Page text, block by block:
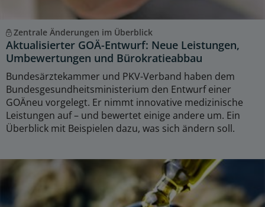
Zentrale Änderungen im Überblick
Aktualisierter GOÄ-Entwurf: Neue Leistungen,
Umbewertungen und Bürokratieabbau
Bundesärztekammer und PKV-Verband haben dem
Bundesgesundheitsministerium den Entwurf einer
GOÄneu vorgelegt. Er nimmt innovative medizinische
Leistungen auf – und bewertet einige andere um. Ein
Überblick mit Beispielen dazu, was sich ändern soll.